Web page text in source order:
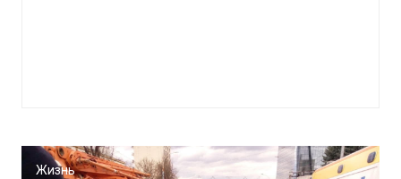
Жизнь